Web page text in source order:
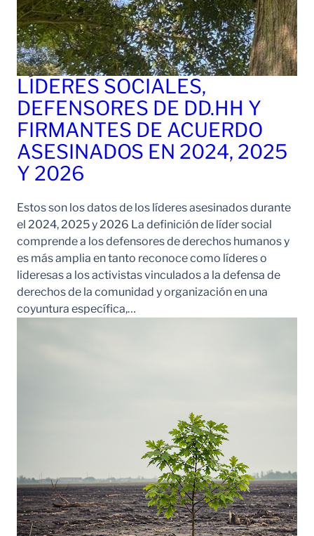
LÍDERES SOCIALES,
DEFENSORES DE DD.HH Y
FIRMANTES DE ACUERDO
ASESINADOS EN 2024, 2025
Y 2026
Estos son los datos de los líderes asesinados durante
el 2024, 2025 y 2026 La definición de líder social
comprende a los defensores de derechos humanos y
es más amplia en tanto reconoce como líderes o
lideresas a los activistas vinculados a la defensa de
derechos de la comunidad y organización en una
coyuntura específica,…